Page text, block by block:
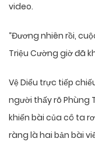
video.
“Đương nhiên rồi,
Triệu Cường giờ đã
Vệ Diểu trực tiếp
người thấy rõ Phùng
khiến bài của cô ta
ràng là hai bản bài